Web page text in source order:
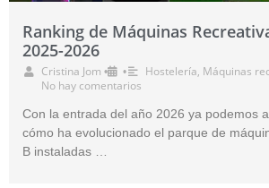
Ranking de Máquinas
2025-2026
Cristina Jom • • Hostelería, Máquinas
No hay comentarios
Con la entrada del año 2026 ya podemos
cómo ha evolucionado el parque de
B instaladas …